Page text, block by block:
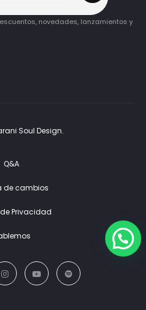
novedades, lanzamientos y
Soul Design.
Q&A
de cambios
Privacidad